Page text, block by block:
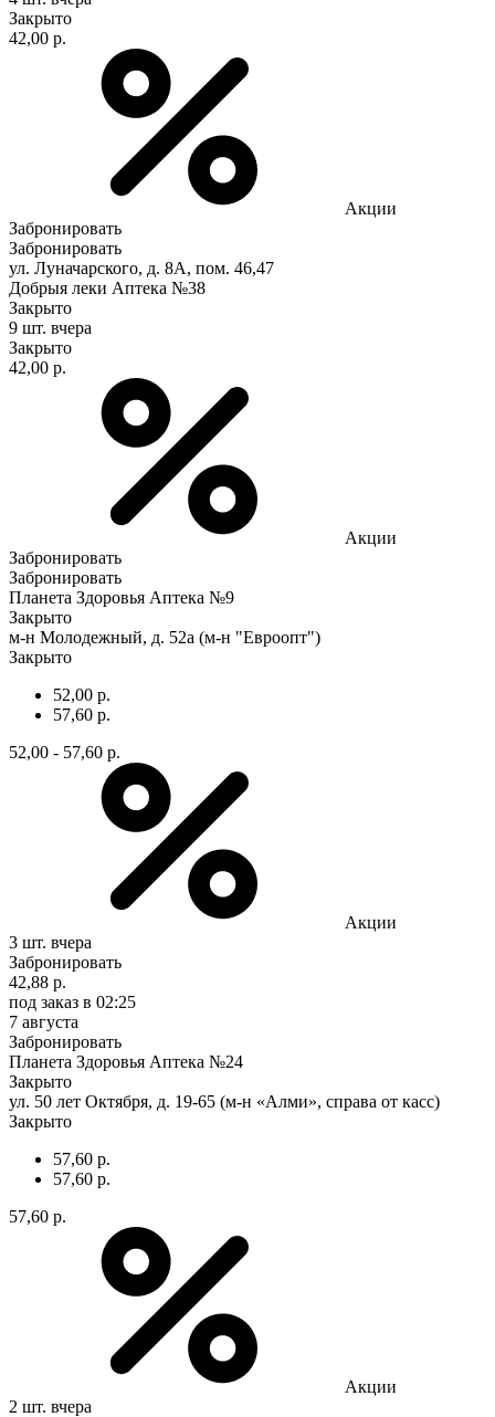
Закрыто
42,00 р.
Акции
Забронировать
Забронировать
ул. Луначарского, д. 8А, пом. 46,47
Добрыя леки Аптека №38
Закрыто
9 шт. вчера
Закрыто
42,00 р.
Акции
Забронировать
Забронировать
Планета Здоровья Аптека №9
Закрыто
м-н Молодежный, д. 52а (м-н "Евроопт")
Закрыто
52,00 р.
57,60 р.
52,00 - 57,60 р.
Акции
3 шт. вчера
Забронировать
42,88 р.
под заказ в 02:25
7 августа
Забронировать
Планета Здоровья Аптека №24
Закрыто
ул. 50 лет Октября, д. 19-65 (м-н «Алми», справа от касс)
Закрыто
57,60 р.
57,60 р.
57,60 р.
Акции
2 шт. вчера